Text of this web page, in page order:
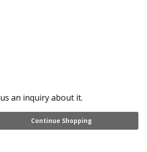
an inquiry about it.
Continue Shopping